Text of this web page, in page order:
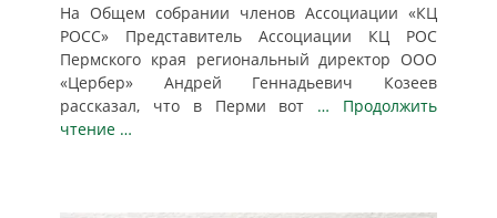
На Общем собрании членов Ассоциации «КЦ
РОСС» Представитель Ассоциации КЦ РОС
Пермского края региональный директор ООО
«Цербер» Андрей Геннадьевич Козеев
рассказал, что в Перми вот … Продолжить
чтение …